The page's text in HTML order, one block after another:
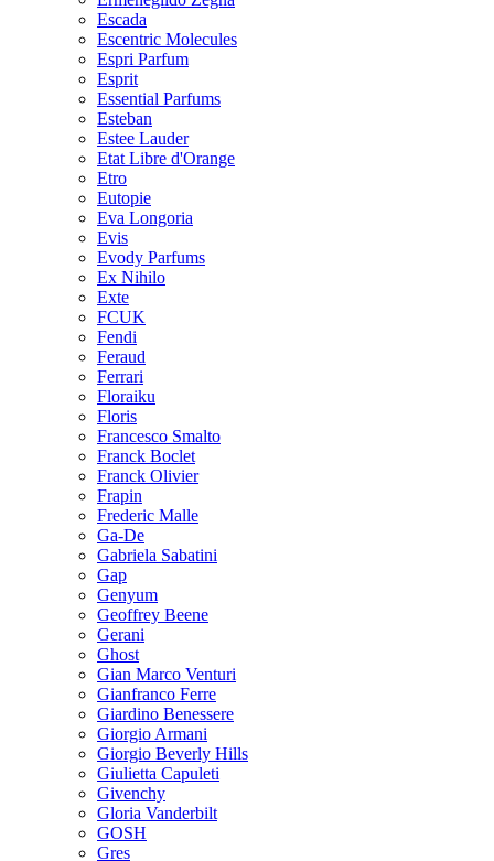
Escada
Escentric Molecules
Espri Parfum
Esprit
Essential Parfums
Esteban
Estee Lauder
Etat Libre d'Orange
Etro
Eutopie
Eva Longoria
Evis
Evody Parfums
Ex Nihilo
Exte
FCUK
Fendi
Feraud
Ferrari
Floraiku
Floris
Francesco Smalto
Franck Boclet
Franck Olivier
Frapin
Frederic Malle
Ga-De
Gabriela Sabatini
Gap
Genyum
Geoffrey Beene
Gerani
Ghost
Gian Marco Venturi
Gianfranco Ferre
Giardino Benessere
Giorgio Armani
Giorgio Beverly Hills
Giulietta Capuleti
Givenchy
Gloria Vanderbilt
GOSH
Gres